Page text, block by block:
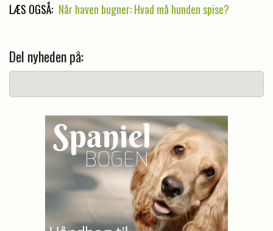
LÆS OGSÅ: Når haven bugner: Hvad må hunden spise?
Del nyheden på: